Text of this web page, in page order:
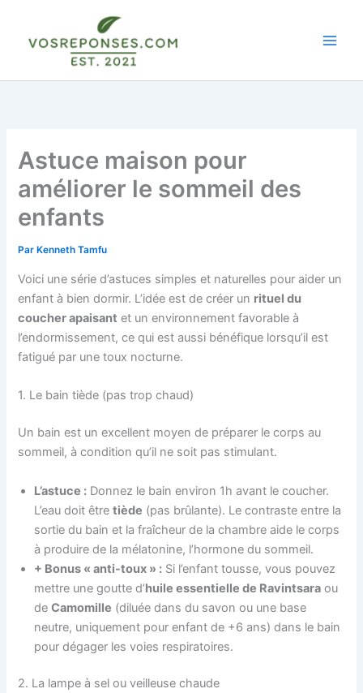
contenu
Astuce maison pour
améliorer le sommeil des
enfants
Par Kenneth Tamfu
Voici une série d’astuces simples et naturelles pour aider un
enfant à bien dormir. L’idée est de créer un rituel du
coucher apaisant et un environnement favorable à
l’endormissement, ce qui est aussi bénéfique lorsqu’il est
fatigué par une toux nocturne.
1. Le bain tiède (pas trop chaud)
Un bain est un excellent moyen de préparer le corps au
sommeil, à condition qu’il ne soit pas stimulant.
L’astuce : Donnez le bain environ 1h avant le coucher.
L’eau doit êtretiède (pas brûlante). Le contraste entre la
sortie du bain et la fraîcheur de la chambre aide le corps
à produire de la mélatonine, l’hormone du sommeil.
+ Bonus « anti-toux » : Si l’enfant tousse, vous pouvez
mettre une goutte d’huile essentielle de Ravintsara ou
deCamomille (diluée dans du savon ou une base
neutre, uniquement pour enfant de +6 ans) dans le bain
pour dégager les voies respiratoires.
2. La lampe à sel ou veilleuse chaude